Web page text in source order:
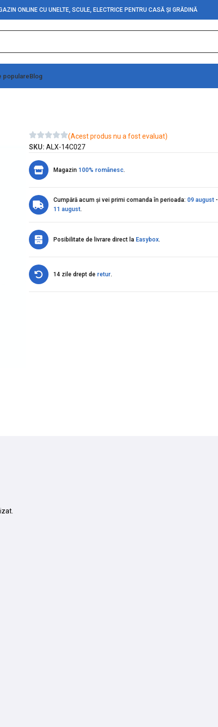
ONLINE CU UNELTE, SCULE, ELECTRICE PENTRU CASĂ ȘI GRĂDINĂ
populareBlog
(Acest produs nu a fost evaluat)
SKU: ALX-14C027
Magazin 100% românesc.
Cumpără acum și vei primi comanda în perioada: 09 august-
11 august.
Posibilitate de livrare direct la Easybox.
14 zile drept de retur.